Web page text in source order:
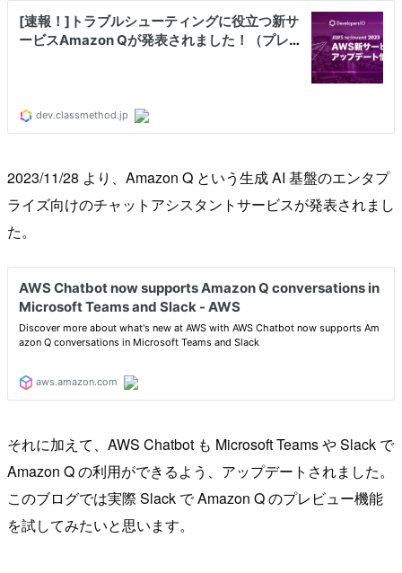
2023/11/28 より、Amazon Q という生成 AI 基盤のエンタプ
ライズ向けのチャットアシスタントサービスが発表されまし
た。
それに加えて、AWS Chatbot も Microsoft Teams や Slack で
Amazon Q の利用ができるよう、アップデートされました。
このブログでは実際 Slack で Amazon Q のプレビュー機能
を試してみたいと思います。